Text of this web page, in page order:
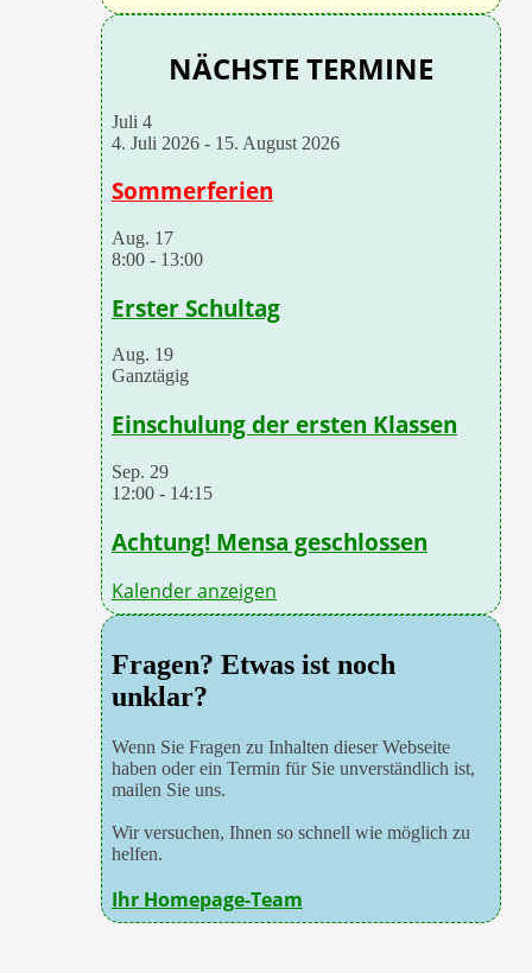
NÄCHSTE TERMINE
Juli 4
4. Juli 2026 - 15. August 2026
Sommerferien
Aug. 17
8:00 - 13:00
Erster Schultag
Aug. 19
Ganztägig
Einschulung der ersten Klassen
Sep. 29
12:00 - 14:15
Achtung! Mensa geschlossen
Kalender anzeigen
Fragen? Etwas ist noch
unklar?
Wenn Sie Fragen zu Inhalten dieser Webseite
haben oder ein Termin für Sie unverständlich ist,
mailen Sie uns.
Wir versuchen, Ihnen so schnell wie möglich zu
helfen.
Ihr Homepage-Team